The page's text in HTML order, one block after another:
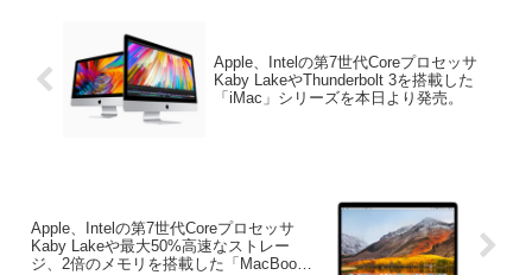
Apple、Intelの第7世代Coreプロセッサ
Kaby LakeやThunderbolt 3を搭載した
「iMac」シリーズを本日より発売。
Apple、Intelの第7世代Coreプロセッサ
Kaby Lakeや最大50%高速なストレー
ジ、2倍のメモリを搭載した「MacBook